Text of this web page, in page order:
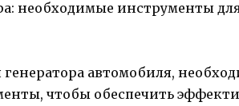
автомобиля,
чтобы обеспечить